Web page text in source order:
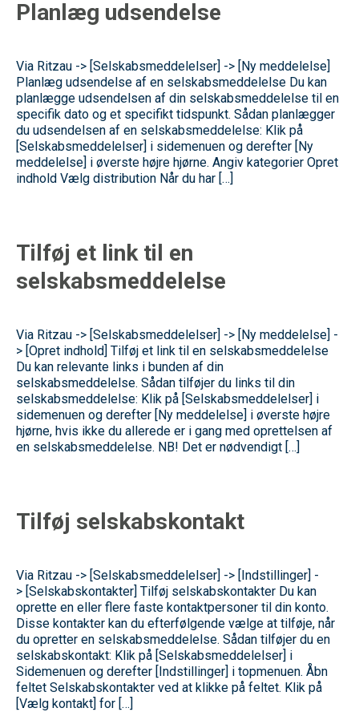
Planlæg udsendelse
Via Ritzau -> [Selskabsmeddelelser] -> [Ny meddelelse]
Planlæg udsendelse af en selskabsmeddelelse Du kan
planlægge udsendelsen af din selskabsmeddelelse til en
specifik dato og et specifikt tidspunkt. Sådan planlægger
du udsendelsen af en selskabsmeddelelse: Klik på
[Selskabsmeddelelser] i sidemenuen og derefter [Ny
meddelelse] i øverste højre hjørne. Angiv kategorier Opret
indhold Vælg distribution Når du har […]
Tilføj et link til en
selskabsmeddelelse
Via Ritzau -> [Selskabsmeddelelser] -> [Ny meddelelse] -
> [Opret indhold] Tilføj et link til en selskabsmeddelelse
Du kan relevante links i bunden af din
selskabsmeddelelse. Sådan tilføjer du links til din
selskabsmeddelelse: Klik på [Selskabsmeddelelser] i
sidemenuen og derefter [Ny meddelelse] i øverste højre
hjørne, hvis ikke du allerede er i gang med oprettelsen af
en selskabsmeddelelse. NB! Det er nødvendigt […]
Tilføj selskabskontakt
Via Ritzau -> [Selskabsmeddelelser] -> [Indstillinger] -
> [Selskabskontakter] Tilføj selskabskontakter Du kan
oprette en eller flere faste kontaktpersoner til din konto.
Disse kontakter kan du efterfølgende vælge at tilføje, når
du opretter en selskabsmeddelelse. Sådan tilføjer du en
selskabskontakt: Klik på [Selskabsmeddelelser] i
Sidemenuen og derefter [Indstillinger] i topmenuen. Åbn
feltet Selskabskontakter ved at klikke på feltet. Klik på
[Vælg kontakt] for […]